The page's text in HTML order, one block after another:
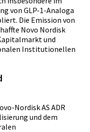
von GLP-1-Analoga
Die Emission von
Novo Nordisk
und
Institutionellen
Nordisk AS ADR
und dem